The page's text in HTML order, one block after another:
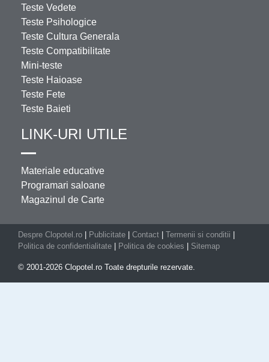
Teste Vedete
Teste Psihologice
Teste Cultura Generala
Teste Compatibilitate
Mini-teste
Teste Haioase
Teste Fete
Teste Baieti
LINK-URI UTILE
Materiale educative
Programari saloane
Magazinul de Carte
Despre Clopotel.ro Publicitate Contact Termenii si conditii
Politica de confidentialitate
Politica de cookies Sitemap
© 2001-2026 Clopotel.ro Toate drepturile rezervate.